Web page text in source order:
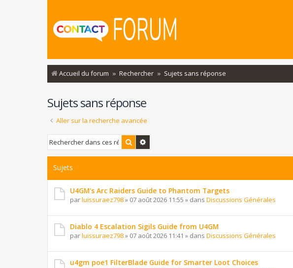
Accueil du forum Rechercher Sujets sans réponse
Sujets sans réponse
Aller sur la recherche avancée
Rechercher
Sujets
U4GM's Arc Raiders Guide to Phantom Targets
parluissuraez798» 07 août 2026 11:55 » dans Discussions Générales
Diablo 4 Escalation Sigils Guide from U4GM
parluissuraez798» 07 août 2026 11:41 » dans Discussions Générales
u4gm poe1 FilterBlade Guide for Smarter Loot Choices